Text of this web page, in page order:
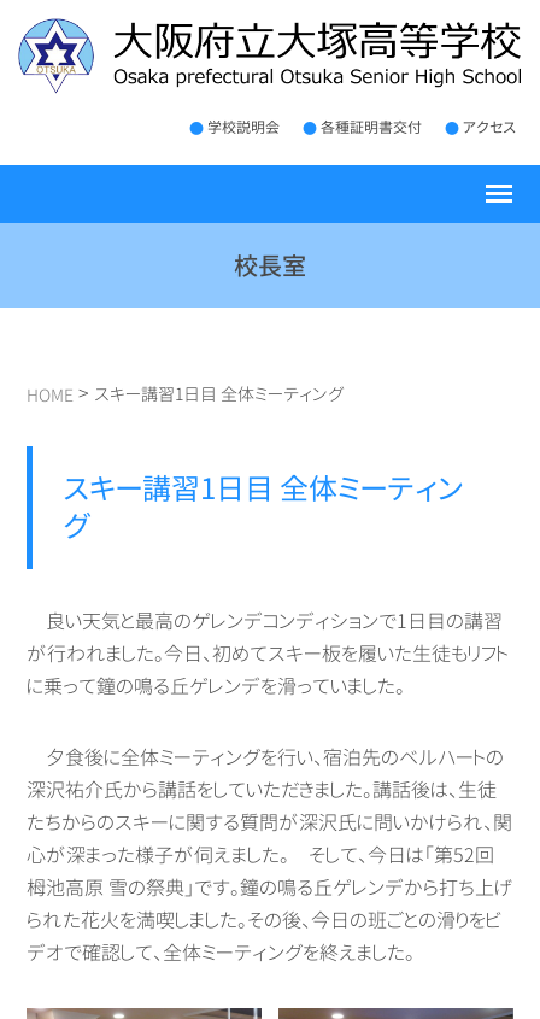
学校説明会 各種証明書交付 アクセス
校長室
HOME > スキー講習1日目 全体ミーティング
スキー講習1日目 全体ミーティン
グ
良い天気と最高のゲレンデコンディションで1日目の講習
が行われました。今日、初めてスキー板を履いた生徒もリフト
に乗って鐘の鳴る丘ゲレンデを滑っていました。
夕食後に全体ミーティングを行い、宿泊先のベルハートの
深沢祐介氏から講話をしていただきました。講話後は、生徒
たちからのスキーに関する質問が深沢氏に問いかけられ、関
心が深まった様子が伺えました。 そして、今日は「第52回
栂池高原 雪の祭典」です。鐘の鳴る丘ゲレンデから打ち上げ
られた花火を満喫しました。その後、今日の班ごとの滑りをビ
デオで確認して、全体ミーティングを終えました。